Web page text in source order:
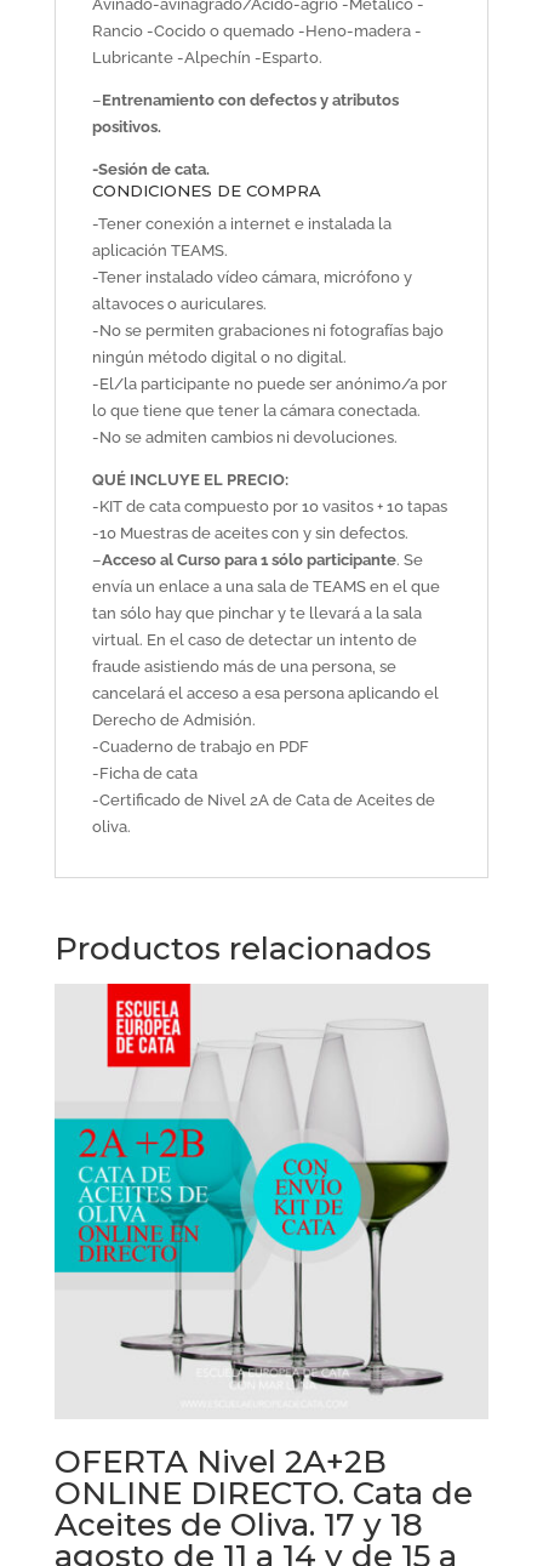
Avinado-avinagrado/Ácido-agrio -Metálico -
Rancio -Cocido o quemado -Heno-madera -
Lubricante -Alpechín -Esparto.
–Entrenamiento con defectos y atributos
positivos.
-Sesión de cata.
CONDICIONES DE COMPRA
-Tener conexión a internet e instalada la
aplicación TEAMS.
-Tener instalado vídeo cámara, micrófono y
altavoces o auriculares.
-No se permiten grabaciones ni fotografías bajo
ningún método digital o no digital.
-El/la participante no puede ser anónimo/a por
lo que tiene que tener la cámara conectada.
-No se admiten cambios ni devoluciones.
QUÉ INCLUYE EL PRECIO:
-KIT de cata compuesto por 10 vasitos + 10 tapas
-10 Muestras de aceites con y sin defectos.
–Acceso al Curso para 1 sólo participante. Se
envía un enlace a una sala de TEAMS en el que
tan sólo hay que pinchar y te llevará a la sala
virtual. En el caso de detectar un intento de
fraude asistiendo más de una persona, se
cancelará el acceso a esa persona aplicando el
Derecho de Admisión.
-Cuaderno de trabajo en PDF
-Ficha de cata
-Certificado de Nivel 2A de Cata de Aceites de
oliva.
Productos relacionados
OFERTA Nivel 2A+2B
ONLINE DIRECTO. Cata de
Aceites de Oliva. 17 y 18
agosto de 11 a 14 y de 15 a